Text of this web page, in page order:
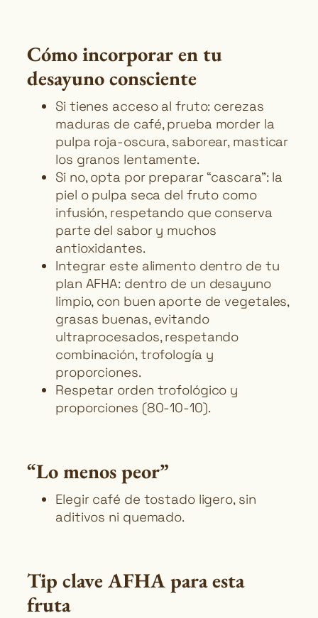
Cómo incorporar en tu
desayuno consciente
Si tienes acceso al fruto: cerezas
maduras de café, prueba morder la
pulpa roja-oscura, saborear, masticar
los granos lentamente.
Si no, opta por preparar “cascara”: la
piel o pulpa seca del fruto como
infusión, respetando que conserva
parte del sabor y muchos
antioxidantes.
Integrar este alimento dentro de tu
plan AFHA: dentro de un desayuno
limpio, con buen aporte de vegetales,
grasas buenas, evitando
ultraprocesados, respetando
combinación, trofología y
proporciones.
Respetar orden trofológico y
proporciones (80-10-10).
“Lo menos peor”
Elegir café de tostado ligero, sin
aditivos ni quemado.
Tip clave AFHA para esta
fruta